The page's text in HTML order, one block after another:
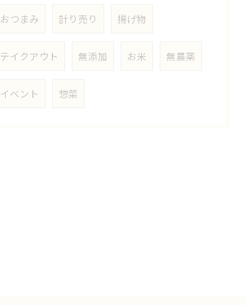
おつまみ 計り売り 揚げ物
テイクアウト 無添加 お米 無農薬
イベント 惣菜